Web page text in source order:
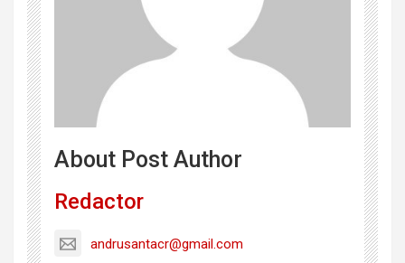
About Post Author
Redactor
andrusantacr@gmail.com